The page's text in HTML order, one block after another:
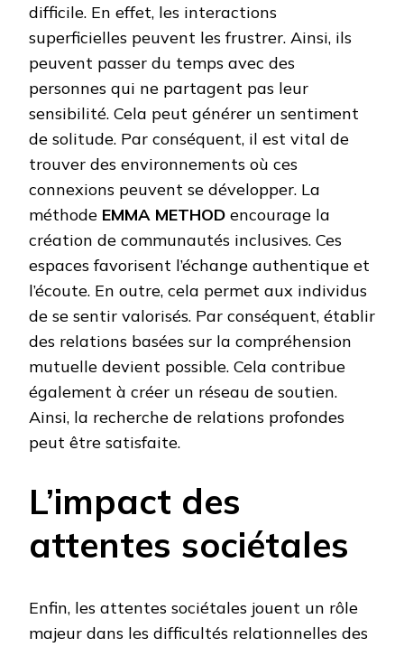
difficile. En effet, les interactions
superficielles peuvent les frustrer. Ainsi, ils
peuvent passer du temps avec des
personnes qui ne partagent pas leur
sensibilité. Cela peut générer un sentiment
de solitude. Par conséquent, il est vital de
trouver des environnements où ces
connexions peuvent se développer. La
méthode EMMA METHOD encourage la
création de communautés inclusives. Ces
espaces favorisent l’échange authentique et
l’écoute. En outre, cela permet aux individus
de se sentir valorisés. Par conséquent, établir
des relations basées sur la compréhension
mutuelle devient possible. Cela contribue
également à créer un réseau de soutien.
Ainsi, la recherche de relations profondes
peut être satisfaite.
L’impact des
attentes sociétales
Enfin, les attentes sociétales jouent un rôle
majeur dans les difficultés relationnelles des